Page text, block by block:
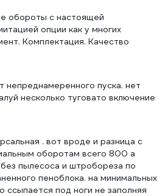
обороты с настоящей
опции как у многих
Комплектация. Качество
непреднамеренного пуска. нет
несколько туговато включение
. вот вроде и разница с
оборотам всего 800 а
пылесоса и штробореза по
пеноблока. на минимальных
под ноги не заполняя